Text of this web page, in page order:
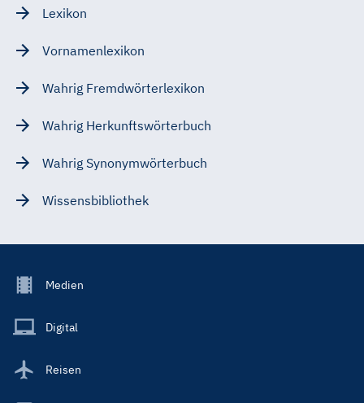
Lexikon
Vornamenlexikon
Wahrig Fremdwörterlexikon
Wahrig Herkunftswörterbuch
Wahrig Synonymwörterbuch
Wissensbibliothek
Footer
Main
Medien
Digital
Reisen